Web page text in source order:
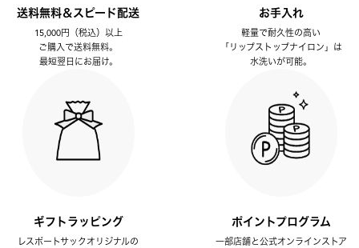
送料無料＆スピード配送
15,000円（税込）以上
ご購入で送料無料。
最短翌日にお届け。
お手入れ
軽量で耐久性の高い
「リップストップナイロン」は
水洗いが可能。
ギフトラッピング
レスポートサックオリジナルの
ポイントプログラム
一部店舗と公式オンラインストア